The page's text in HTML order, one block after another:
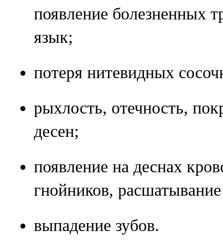
появление болезненных
язык;
потеря нитевидных
рыхлость, отечность,
десен;
появление на деснах
гнойников,
выпадение зубов.